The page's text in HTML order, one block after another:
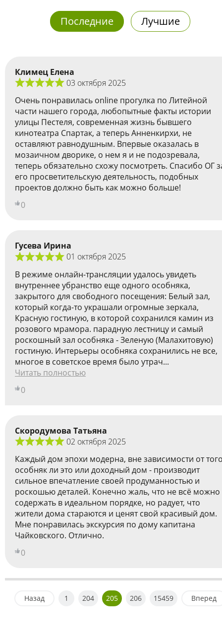
Последние Лучшие
Климец Елена
03 октября 2025
Очень понравилась online прогулка по Литейной
части нашего города, любопытные факты истории
улицы Пестеля, современная жизнь бывшего
кинотеатра Спартак, а теперь Анненкирхи, не
оставляют равнодушным. Впервые оказалась в
мозаичном дворике, о нем я и не подозревала,
теперь обязательно схожу посмотреть. Спасибо ОГ
его просветительскую деятельность, подобных
проектов должно быть как можно больше!
0
Гусева Ирина
01 октября 2025
В режиме онлайн-трансляции удалось увидеть
внутреннее убранство еще одного особняка,
закрытого для свободного посещения: Белый зал,
который когда-то украшали огромные зеркала,
Красную гостиную, в которой сохранился камин из
розового мрамора. парадную лестницу и самый
роскошный зал особняка - Зеленую (Малахитовую)
гостиную. Интерьеры особняка сохранились не все,
многое в советское время было утрач...
Читать полностью
0
Скородумова Татьяна
02 октября 2025
Каждый дом эпохи модерна, вне зависимости от
особняк ли это или доходный дом - производит
сильное впечатление своей продуманностью и
роскошью деталей. Конечно жаль, что не всё можно
содержать в идеальном порядке, но радует, что
жители дома стараются и ценят свой красивый дом.
Мне понравилась экскурсия по дому капитана
Чайковского. Отлично.
0
Назад 1 204 205 206 15459 Вперед